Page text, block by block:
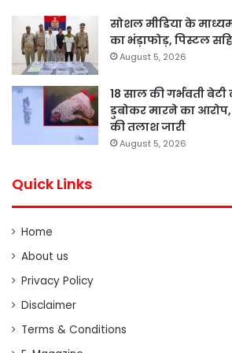
सोशल मीडिया के
का भंड़ाफोड़, पिस्टल
August 5, 2026
18 साल की गर्भवती
डुबोकर मारने का आरोप,
की तलाश जारी
August 5, 2026
Quick Links
Home
About us
Privacy Policy
Disclaimer
Terms & Conditions